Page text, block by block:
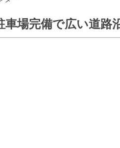
場完備で広い道路